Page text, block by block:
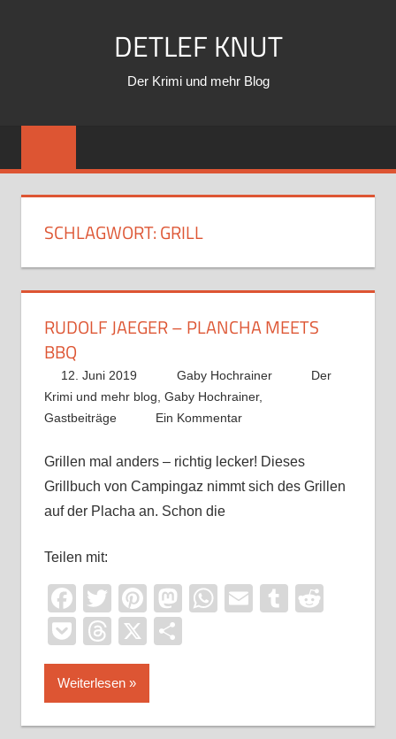
DETLEF KNUT
Der Krimi und mehr Blog
SCHLAGWORT:GRILL
RUDOLF JAEGER – PLANCHA MEETS
BBQ
12. Juni 2019 Gaby Hochrainer
Der
Krimi und mehr blog, Gaby Hochrainer,
Gastbeiträge
Ein Kommentar
Grillen mal anders – richtig lecker! Dieses
Grillbuch von Campingaz nimmt sich des Grillen
auf der Placha an. Schon die
Teilen mit:
Facebook
TwitterPinterest
Mastodon
WhatsApp
EmailTumblr
PocketThreads
X
Weiterlesen